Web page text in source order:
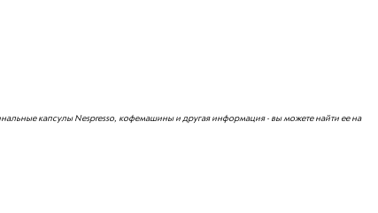
капсулы Nespresso, кофемашины и другая информация - вы можете найти ее на